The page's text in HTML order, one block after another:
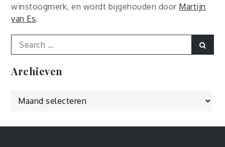
winstoogmerk, en wordt bijgehouden door Martijn
van Es.
Search
for:
Archieven